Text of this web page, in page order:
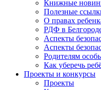
Книжные
Полезные
О правах
РДФ в
Аспекты
Аспекты
Родителям
Как уберечь
Проекты и конкурсы
Проекты